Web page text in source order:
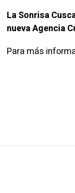
La Sonrisa
nueva Agencia
Para más